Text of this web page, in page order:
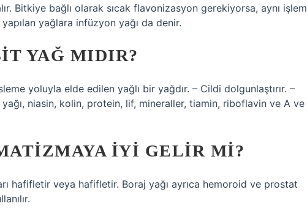
Bitkiye bağlı olarak sıcak flavonizasyon gerekiyorsa, aynı işlem
yapılan yağlara infüzyon yağı da denir.
YAĞ MIDIR?
yoluyla elde edilen yağlı bir yağdır. – Cildi dolgunlaştırır. –
niasin, kolin, protein, lif, mineraller, tiamin, riboflavin ve A ve
IYI GELIR MI?
hafifletir veya hafifletir. Boraj yağı ayrıca hemoroid ve prostat